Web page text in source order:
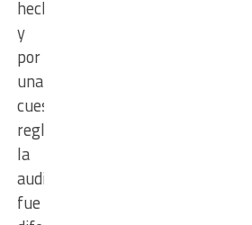
hechos
y
por
una
cuestión
reglamentaria,
la
audiencia
fue